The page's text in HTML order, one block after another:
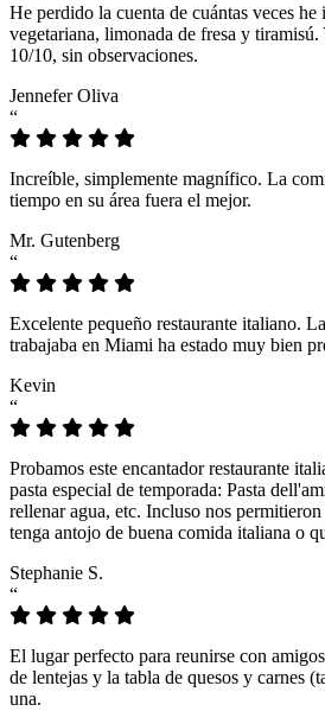
He perdido la cuenta de cuántas veces
vegetariana, limonada de fresa y
10/10, sin observaciones.
Jennefer Oliva
“
Increíble, simplemente magnífico. La
tiempo en su área fuera el mejor.
Mr. Gutenberg
“
Excelente pequeño restaurante italiano.
trabajaba en Miami ha estado muy bien
Kevin
“
Probamos este encantador restaurante
pasta especial de temporada: Pasta
rellenar agua, etc. Incluso nos
tenga antojo de buena comida italiana o
Stephanie S.
“
El lugar perfecto para reunirse con
de lentejas y la tabla de quesos y carnes
una.